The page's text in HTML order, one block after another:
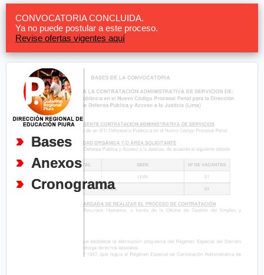
CONVOCATORIA CONCLUIDA.
Ya no puede postular a este proceso.
Revise ofertas vigentes aquí
Bases
Anexos
Cronograma